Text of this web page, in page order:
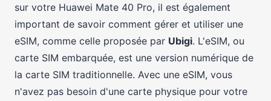
sur votre Huawei Mate 40 Pro, il est également
important de savoir comment gérer et utiliser une
eSIM, comme celle proposée par Ubigi. L'eSIM, ou
carte SIM embarquée, est une version numérique de
la carte SIM traditionnelle. Avec une eSIM, vous
n'avez pas besoin d'une carte physique pour votre